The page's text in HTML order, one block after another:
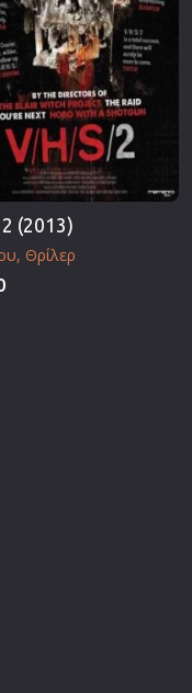
(2013)
Θρίλερ